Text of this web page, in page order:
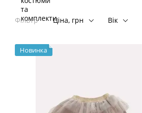
Фільтр Ціна, грн Вік
Новинка